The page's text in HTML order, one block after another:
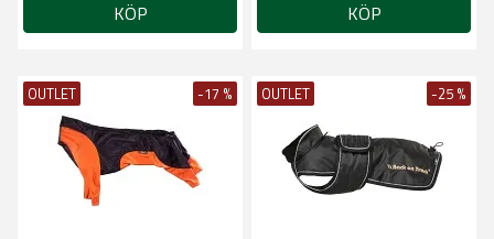
KÖP KÖP
OUTLET -17 % OUTLET -25 %